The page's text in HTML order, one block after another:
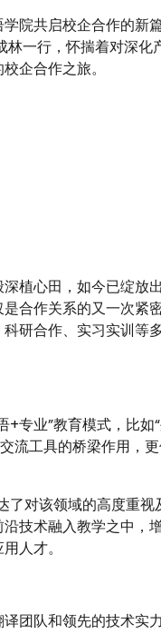
院共启校企合作的新篇
一行，怀揣着对深化
企合作之旅。
植心田，如今已绽放
合作关系的又一次紧
研合作、实习实训等
专业”教育模式，比如
流工具的桥梁作用，
了对该领域的高度重视
技术融入教学之中，
人才。
团队和领先的技术实